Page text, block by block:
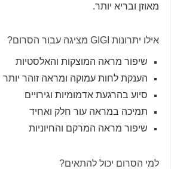
מאוזן ובריא יותר.
אילו יתרונות GIGI מציגה עבור הסרום?
שיפור מראה המוצקות והאלסטיות
הענקת לחות עמוקה ומראה זוהר יותר
סיוע בהרגעת אדמומיות וגירויים
תמיכה במראה עור חלק ואחיד
שיפור מראה המרקם והחיוניות
למי הסרום יכול להתאים?